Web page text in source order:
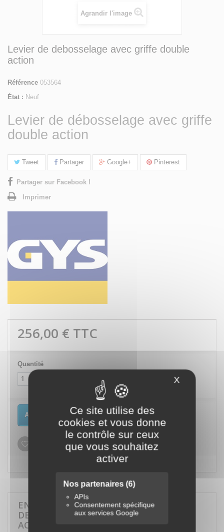
Ce site utilise des
cookies et vous donne
le contrôle sur ceux
que vous souhaitez
activer
Nos partenaires (6)
APIs
Consentement spécifique
aux services Google
X Masquer
Agrandir l'image
Levier de debosselage avec griffe double
action
Référence 053564
État : Neuf
Levier de débosselage avec griffe
double action
Tweet Partager Google+ Pinterest
Partager sur Facebook !
Imprimer
256,00 € TTC
Quantité
Ajouter au panier
Ajouter à ma liste d'envies
EN SAVOIR PLUS SUR LEVIER DE
DEBOSSELAGE AVEC GRIFFE DOUBLE
ACTION